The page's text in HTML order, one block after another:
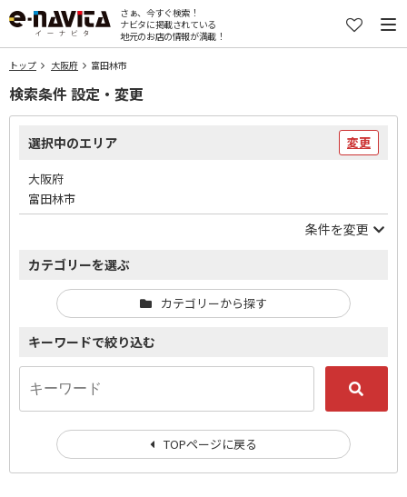
さぁ、今すぐ検索！
ナビタに掲載されている
地元のお店の情報が満載！
トップ 大阪府 富田林市
検索条件 設定・変更
選択中のエリア 変更
大阪府
富田林市
条件を変更
カテゴリーを選ぶ
カテゴリーから探す
キーワードで絞り込む
TOPページに戻る